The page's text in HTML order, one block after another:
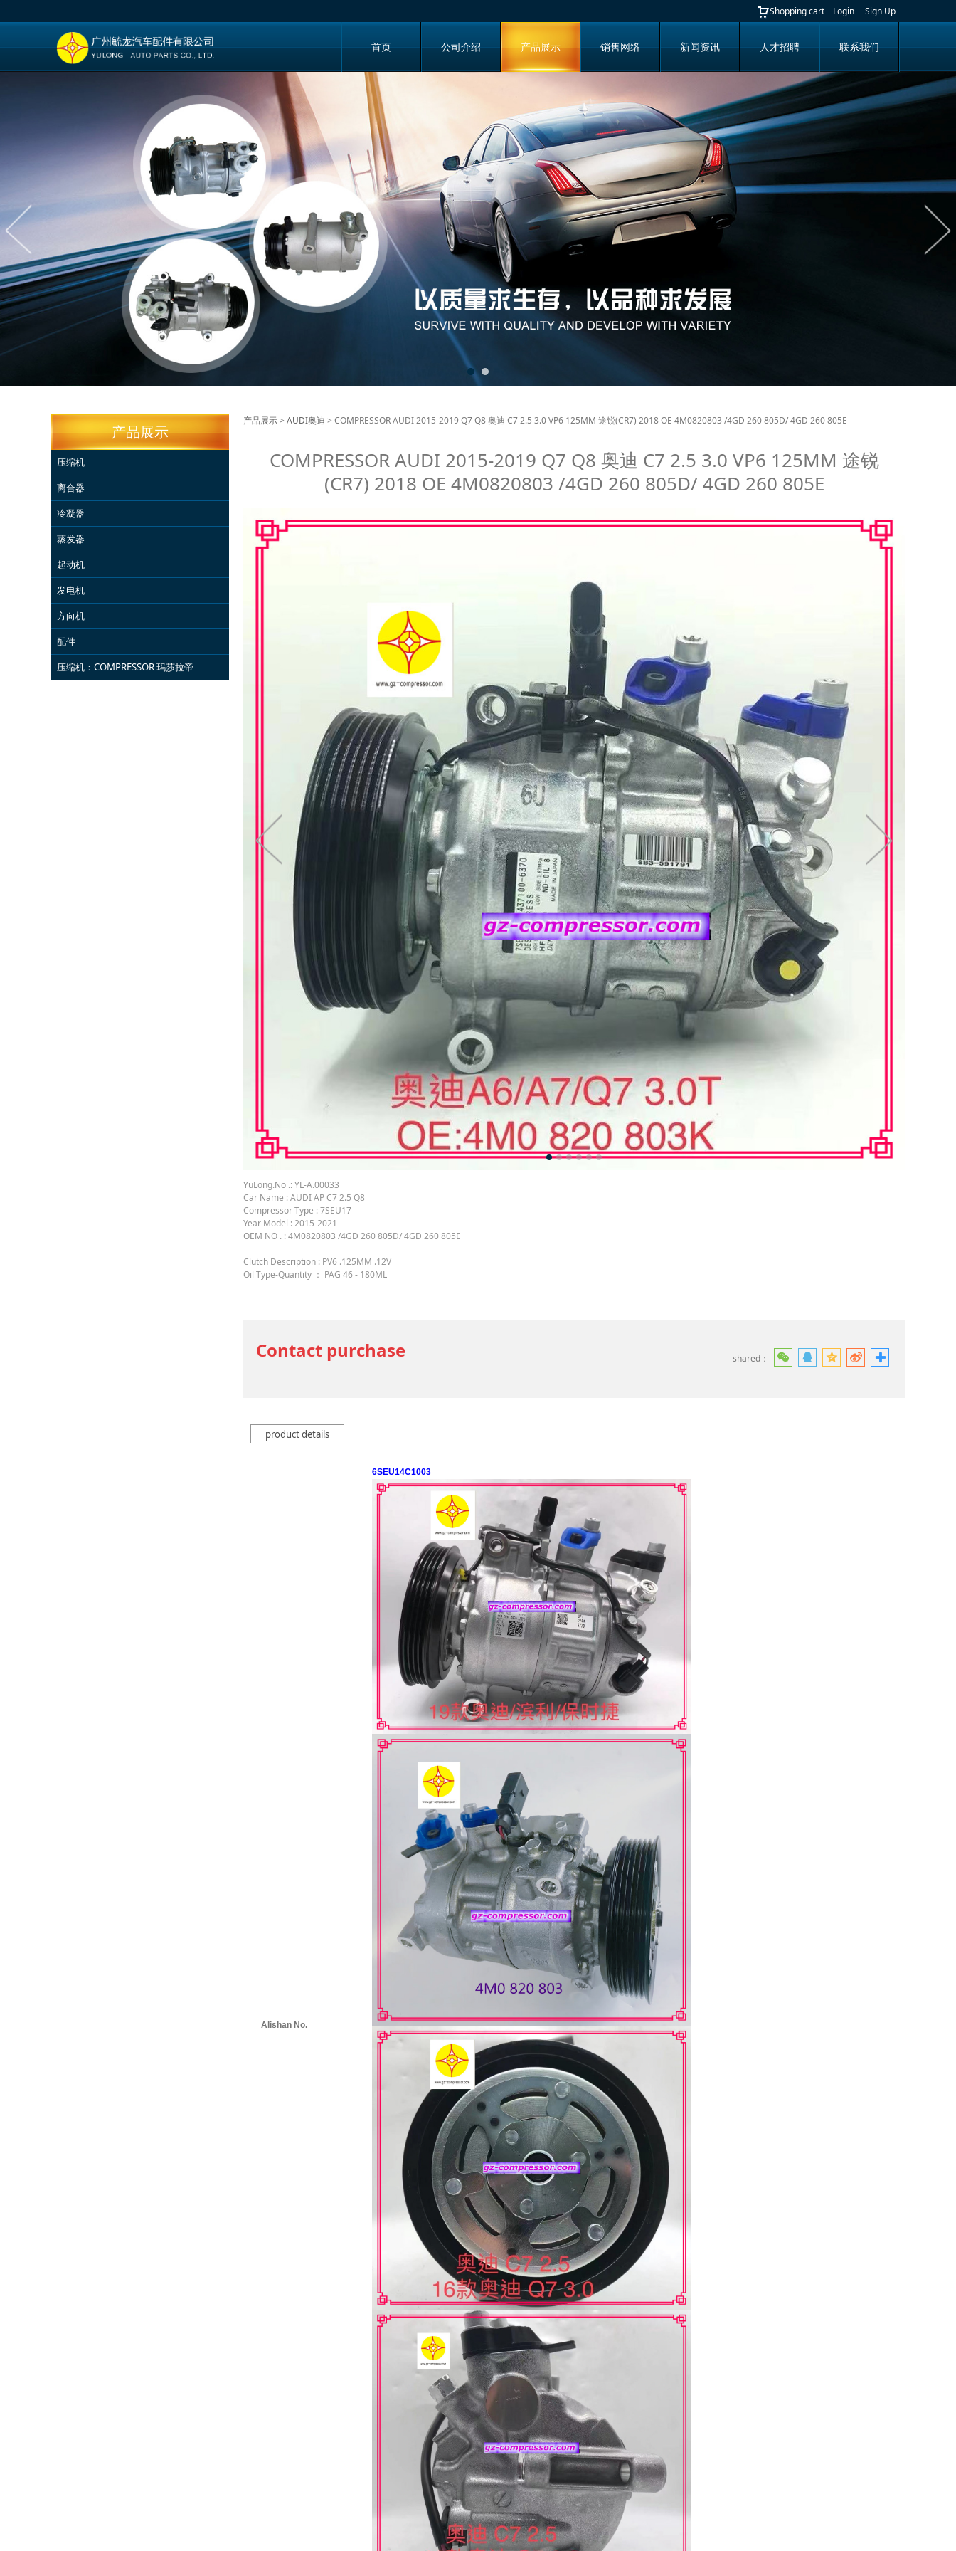
首页 公司介绍 产品展示 销售网络 新闻资讯 人才招聘 联系我们
Login Sign Up
Shopping cart
产品展示
压缩机
离合器
冷凝器
蒸发器
起动机
发电机
方向机
配件
压缩机：COMPRESSOR 玛莎拉帝
COMPRESSOR AUDI 2015-2019 Q7 Q8 奥迪 C7
2.5 3.0 VP6 125MM 途锐(CR7) 2018 OE
4M0820803 /4GD 260 805D/ 4GD 260 805E
产品展示> AUDI奥迪 > COMPRESSOR AUDI 2015-2019 Q7 Q8 奥迪 C7 2.5 3.0 VP6 125MM 途锐(CR7) 2018 OE 4M0820803 /4GD 260 805D/ 4GD 260 805E
COMPRESSOR AUDI 2015-2019 Q7 Q8 奥迪 C7 2.5 3.0 VP6 125MM 途锐
(CR7) 2018 OE 4M0820803 /4GD 260 805D/ 4GD 260 805E
YuLong.No .: YL-A.00033
Car Name : AUDI AP C7 2.5 Q8
Compressor Type : 7SEU17
Year Model : 2015-2021
OEM NO . : 4M0820803 /4GD 260 805D/ 4GD 260 805E
Clutch Description : PV6 .125MM .12V
Oil Type-Quantity ： PAG 46 - 180ML
Contact purchase shared：
product details
Alishan No.
6SEU14C1003